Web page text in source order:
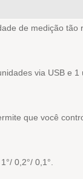
de medição tão
via USB e 1
que você
0,2°/ 0,1°.